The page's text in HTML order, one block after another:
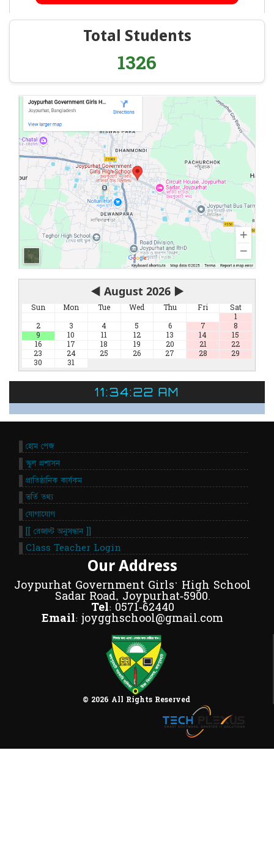
Total Students
1326
◀ August 2026 ▶
Sun Mon Tue Wed Thu Fri
Sat
1
2
3 4 5 6 7
8
9
10 11 12 13 14
15
16
17 18 19 20 21
22
23
24 25 26 27 28
29
30
31
11:34:22 AM
© 2026 All Rights Reserved
Our Address
Joypurhat Government Girls' High School
Sadar Road, Joypurhat-5900.
Tel: 0571-62440
Email: joygghschool@gmail.com
হোম পেজ
স্কুল প্রশাসন
প্রাতিষ্ঠানিক কার্যকম
ভর্তি তথ্য
যোগাযোগ
[[ রেজাল্ট অনুসন্ধান ]]
Class Teacher Login